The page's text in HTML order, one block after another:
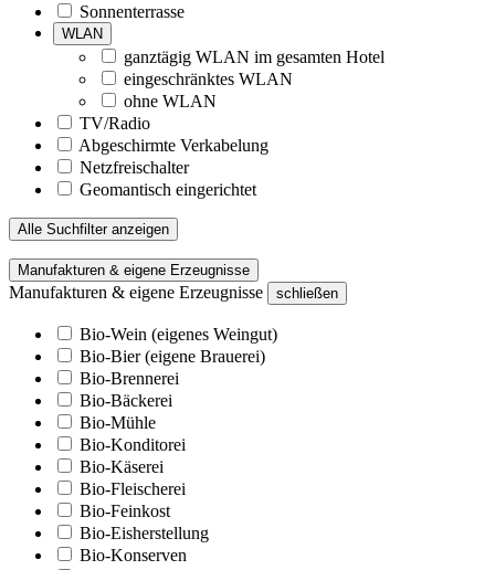
Sonnenterrasse
WLAN
ganztägig WLAN im gesamten Hotel
eingeschränktes WLAN
ohne WLAN
TV/Radio
Abgeschirmte Verkabelung
Netzfreischalter
Geomantisch eingerichtet
Alle Suchfilter anzeigen
Manufakturen & eigene Erzeugnisse
Manufakturen & eigene Erzeugnisse schließen
Bio-Wein (eigenes Weingut)
Bio-Bier (eigene Brauerei)
Bio-Brennerei
Bio-Bäckerei
Bio-Mühle
Bio-Konditorei
Bio-Käserei
Bio-Fleischerei
Bio-Feinkost
Bio-Eisherstellung
Bio-Konserven